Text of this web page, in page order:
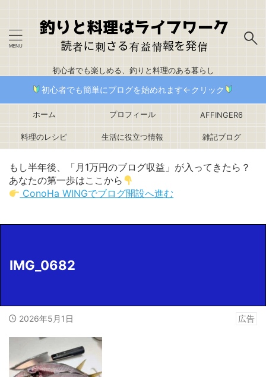
初心者でも楽しめる、釣りと料理のある暮らし
初心者でも簡単にブログを始めれます←クリック
ホーム プロフィール AFFINGER6
料理のレシピ 生活に役立つ情報 雑記ブログ
もし半年後、「月1万円のブログ収益」が入ってきたら？
あなたの第一歩はここから
ConoHa WINGでブログ開設へ進む
IMG_0682
2026年5月1日 広告